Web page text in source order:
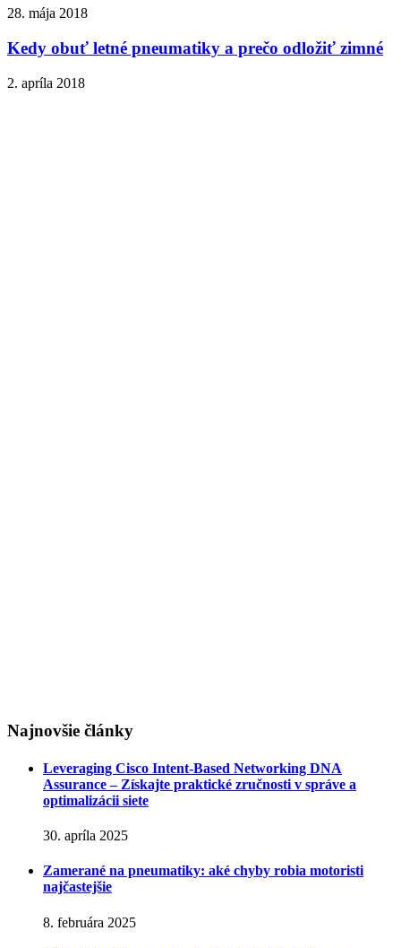
28. mája 2018
Kedy obuť letné pneumatiky a prečo odložiť zimné
2. apríla 2018
Najnovšie články
Leveraging Cisco Intent-Based Networking DNA
Assurance – Získajte praktické zručnosti v správe a
optimalizácii siete
30. apríla 2025
Zamerané na pneumatiky: aké chyby robia motoristi
najčastejšie
8. februára 2025